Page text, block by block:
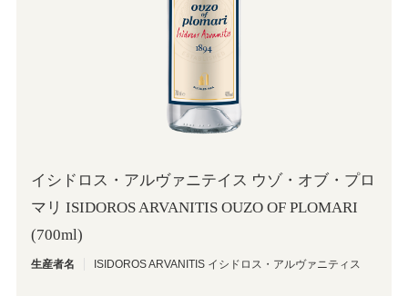
イシドロス・アルヴァニテイス ウゾ・オブ・プロ
マリ ISIDOROS ARVANITIS OUZO OF PLOMARI
(700ml)
生産者名 ISIDOROS ARVANITIS イシドロス・アルヴァニティス